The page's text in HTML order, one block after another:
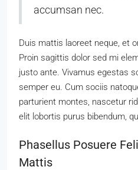
accumsan nec.
Duis mattis laoreet neque, et
Proin sagittis dolor sed mi
justo ante. Vivamus egestas
semper eu. Cum sociis
parturient montes, nascetur
elit lobortis purus bibendum,
Phasellus Posuere
Mattis